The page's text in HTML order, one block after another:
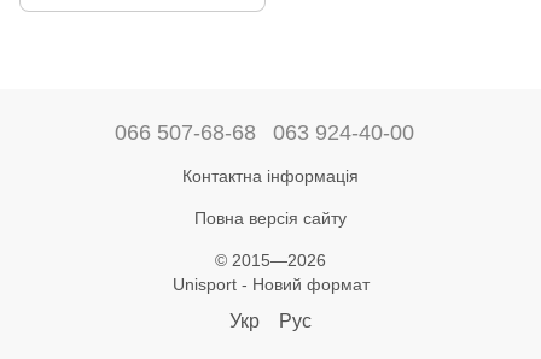
066 507-68-68 063 924-40-00
Контактна інформація
Повна версія сайту
© 2015—2026
Unisport - Новий формат
Укр Рус